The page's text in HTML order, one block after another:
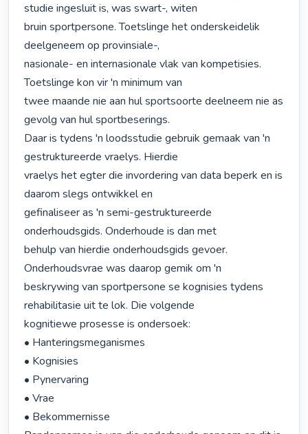
studie ingesluit is, was swart-, witen
bruin sportpersone. Toetslinge het onderskeidelik
deelgeneem op provinsiale-,
nasionale- en internasionale vlak van kompetisies.
Toetslinge kon vir 'n minimum van
twee maande nie aan hul sportsoorte deelneem nie as
gevolg van hul sportbeserings.
Daar is tydens 'n loodsstudie gebruik gemaak van 'n
gestruktureerde vraelys. Hierdie
vraelys het egter die invordering van data beperk en is
daarom slegs ontwikkel en
gefinaliseer as 'n semi-gestruktureerde
onderhoudsgids. Onderhoude is dan met
behulp van hierdie onderhoudsgids gevoer.
Onderhoudsvrae was daarop gemik om 'n
beskrywing van sportpersone se kognisies tydens
rehabilitasie uit te lok. Die volgende
kognitiewe prosesse is ondersoek:
• Hanteringsmeganismes
• Kognisies
• Pynervaring
• Vrae
• Bekommernisse